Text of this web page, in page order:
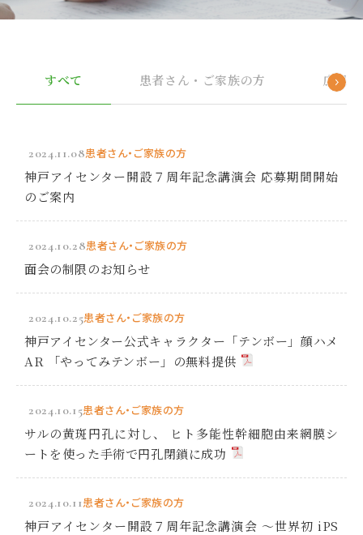
すべて 患者さん・ご家族の方 広報誌
2024.11.08患者さん・ご家族の方
神戸アイセンター開設７周年記念講演会 応募期間開始
のご案内
2024.10.28患者さん・ご家族の方
面会の制限のお知らせ
2024.10.25患者さん・ご家族の方
神戸アイセンター公式キャラクター「テンボー」顔ハメ
AR 「やってみテンボー」の無料提供
2024.10.15患者さん・ご家族の方
サルの黄斑円孔に対し、 ヒト多能性幹細胞由来網膜シ
ートを使った手術で円孔閉鎖に成功
2024.10.11患者さん・ご家族の方
神戸アイセンター開設７周年記念講演会 ～世界初 iPS